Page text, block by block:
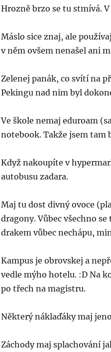
Hrozně brzo se tu stmívá.
Máslo sice znaj, ale
v něm ovšem nenašel ani
Zelenej panák, co svítí na
Pekingu nad nim byl
Ve škole nemaj eduroam
notebook. Takže jsem tam
Když nakoupíte v
autobusu zadara.
Maj tu dost divný ovoce
dragony. Vůbec všechno
drakem vůbec nechápu,
Kampus je obrovskej a
vedle mýho hotelu. :D Na
po třech na magistru.
Některý náklaďáky maj
Záchody maj splachování